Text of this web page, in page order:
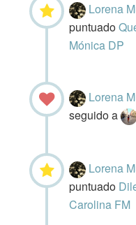
Lorena
puntuado
Mónica DP
Lorena
seguido a
Lorena
puntuado
Carolina FM